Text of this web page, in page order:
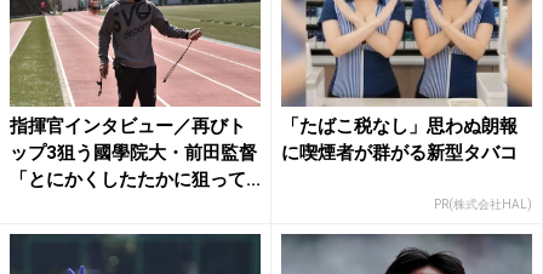
指揮官インタビュー／再びト
ップ3狙う國學院大・前田監督
「とにかくしたたかに狙って...
「たばこ税なし」思わぬ朗報
に喫煙者が群がる新型タバコ
PR(株式会社HAL)